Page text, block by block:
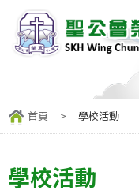
首頁 > 學校活動
學校活動